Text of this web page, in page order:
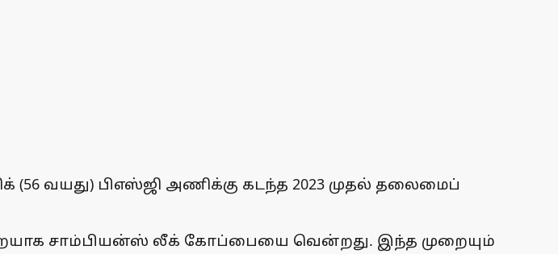
வயது) பிஎஸ்ஜி அணிக்கு கடந்த 2023 முதல் தலைமைப்
சாம்பியன்ஸ் லீக் கோப்பையை வென்றது. இந்த முறையும்